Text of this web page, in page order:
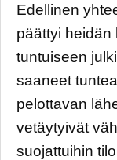
Edellinen
päättyi heidän
tuntuiseen
saaneet
pelottavan
vetäytyivät
suojattuihin